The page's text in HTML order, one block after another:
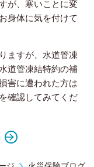
が、寒いことに変
身体に気を付けて
ますが、水道管凍
道管凍結特約の補
害に遭われた方は
確認してみてくだ